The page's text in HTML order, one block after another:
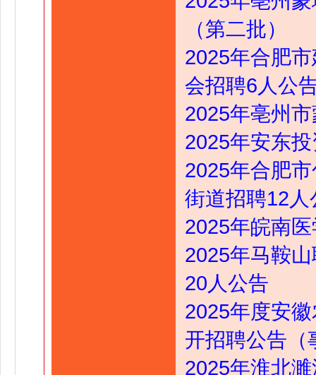
（第二批）
2025年合肥
会招聘6人公
2025年亳州
2025年安东
2025年合肥
街道招聘12人
2025年皖南
2025年马鞍
20人公告
2025年度安
开招聘公告（
2025年淮北